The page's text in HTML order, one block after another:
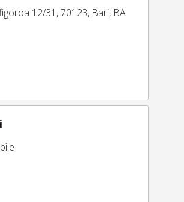
12/31,70123, Bari, BA